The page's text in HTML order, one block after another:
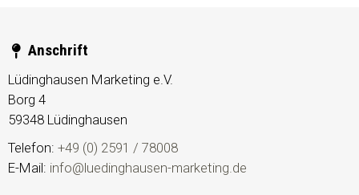
Anschrift
Lüdinghausen Marketing e.V.
Borg 4
59348 Lüdinghausen
Telefon: +49 (0) 2591 / 78008
E-Mail: info@luedinghausen-marketing.de